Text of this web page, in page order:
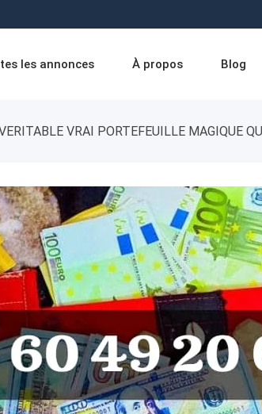
les annonces À propos Blog
VRAI PORTEFEUILLE MAGIQUE